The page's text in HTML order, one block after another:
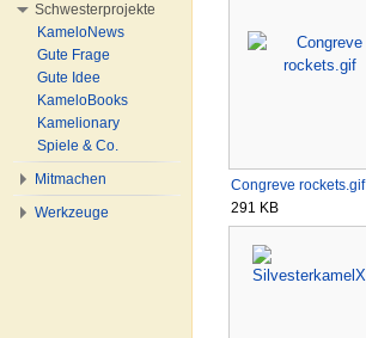
Congreve rockets.gif
291 KB
Schwesterprojekte
KameloNews
Gute Frage
Gute Idee
KameloBooks
Kamelionary
Spiele & Co.
Mitmachen
Werkzeuge